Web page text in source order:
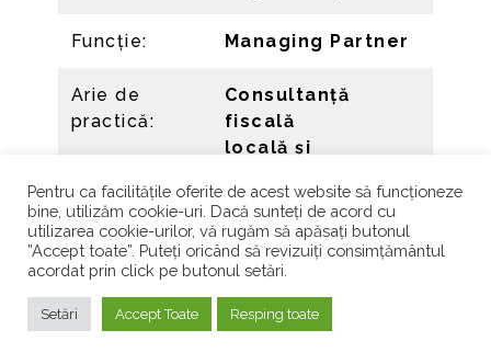
Funcție: Managing Partner
Arie de
practică:
Consultanță
fiscală
locală și
Companie: Tahouse
Experiență : +25ani
Pentru ca facilitățile oferite de acest website să funcționeze
bine, utilizăm cookie-uri. Dacă sunteți de acord cu
utilizarea cookie-urilor, vă rugăm să apăsați butonul
”Accept toate”. Puteți oricând să revizuiți consimțământul
acordat prin click pe butonul setări.
Setări Accept Toate Resping toate